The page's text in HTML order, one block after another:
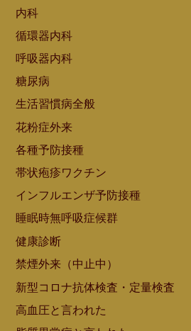
内科
循環器内科
呼吸器内科
糖尿病
生活習慣病全般
花粉症外来
各種予防接種
帯状疱疹ワクチン
インフルエンザ予防接種
睡眠時無呼吸症候群
健康診断
禁煙外来（中止中）
新型コロナ抗体検査・定量検査
高血圧と言われた